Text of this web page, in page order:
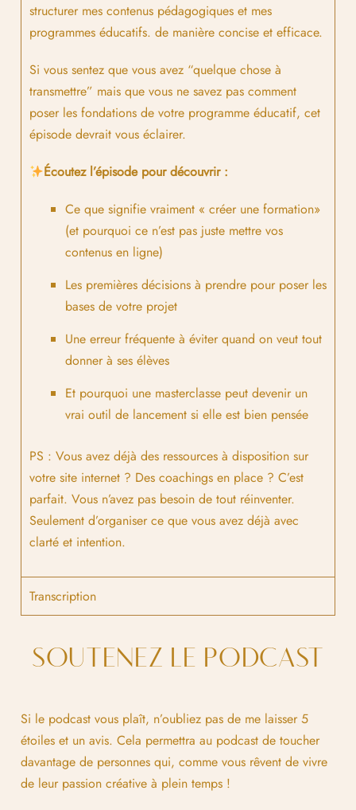
structurer mes contenus pédagogiques et mes
programmes éducatifs. de manière concise et efficace.
Si vous sentez que vous avez “quelque chose à
transmettre” mais que vous ne savez pas comment
poser les fondations de votre programme éducatif, cet
épisode devrait vous éclairer.
Écoutez l’épisode pour découvrir :
Ce que signifie vraiment « créer une formation»
(et pourquoi ce n’est pas juste mettre vos
contenus en ligne)
Les premières décisions à prendre pour poser les
bases de votre projet
Une erreur fréquente à éviter quand on veut tout
donner à ses élèves
Et pourquoi une masterclasse peut devenir un
vrai outil de lancement si elle est bien pensée
PS : Vous avez déjà des ressources à disposition sur
votre site internet ? Des coachings en place ? C’est
parfait. Vous n’avez pas besoin de tout réinventer.
Seulement d’organiser ce que vous avez déjà avec
clarté et intention.
Transcription
SOUTENEZ LE PODCAST
Si le podcast vous plaît, n’oubliez pas de me laisser 5
étoiles et un avis. Cela permettra au podcast de toucher
davantage de personnes qui, comme vous rêvent de vivre
de leur passion créative à plein temps !